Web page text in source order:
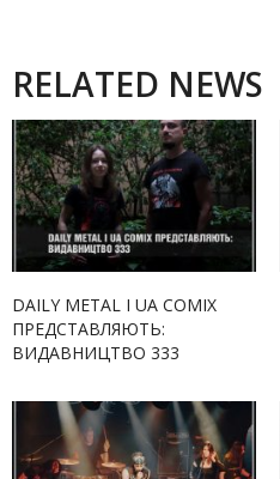
RELATED NEWS
DAILY METAL І UA COMIX
ПРЕДСТАВЛЯЮТЬ:
ВИДАВНИЦТВО 333